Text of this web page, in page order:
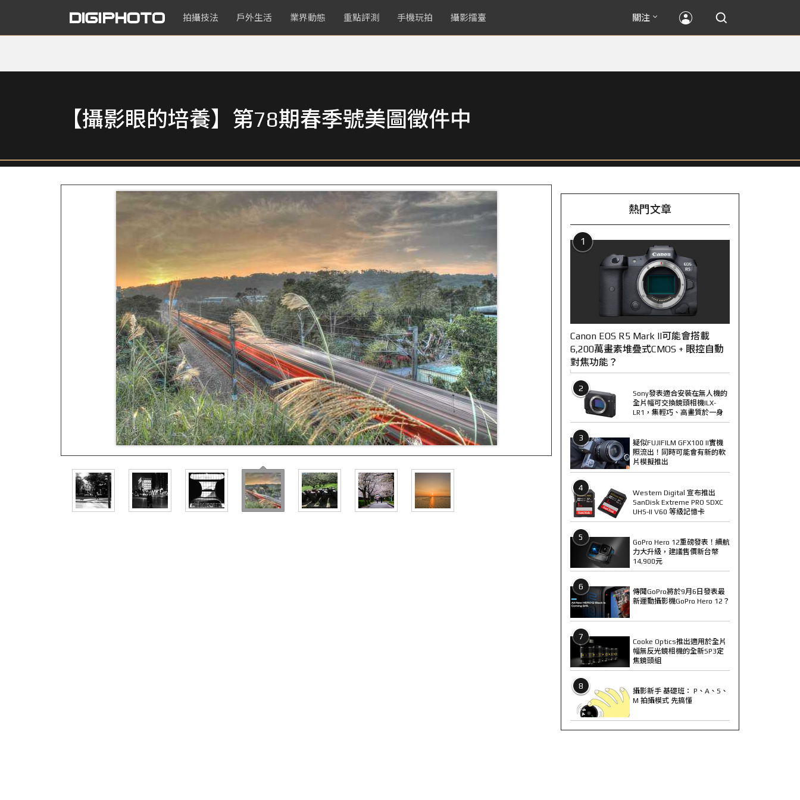
拍攝技法 戶外生活 業界動態 重點評測 手機玩拍 攝影擂臺 關注
【攝影眼的培養】第78期春季號美圖徵件中
熱門文章
1
Canon EOS R5 Mark II可能會搭載
6,200萬畫素堆疊式CMOS + 眼控自動
對焦功能？
2
Sony發表適合安裝在無人機的
全片幅可交換鏡頭相機ILX-
LR1，集輕巧、高畫質於一身
3
疑似FUJIFILM GFX100 II實機
照流出！同時可能會有新的軟
片模擬推出
4
Western Digital 宣布推出
SanDisk Extreme PRO SDXC
UHS-II V60 等級記憶卡
5
GoPro Hero 12重磅發表！續航
力大升級，建議售價新台幣
14,900元
6
傳聞GoPro將於9月6日發表最
新運動攝影機GoPro Hero 12？
7
Cooke Optics推出適用於全片
幅無反光鏡相機的全新SP3定
焦鏡頭組
8
攝影新手 基礎班： P、A、S、
M 拍攝模式 先搞懂